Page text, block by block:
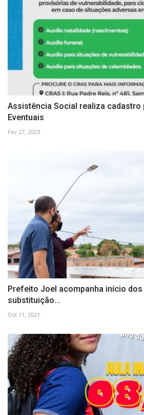
Assistência Social realiza cadastro
Eventuais
Fev 27, 2023
Prefeito Joel acompanha início
substituição...
Oct 11, 2021